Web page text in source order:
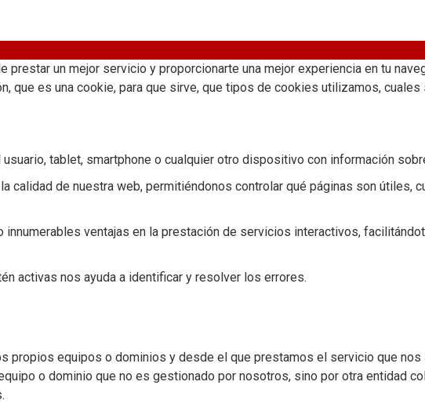
un mejor servicio y proporcionarte una mejor experiencia en tu
que es una cookie, para que sirve, que tipos de cookies utilizamos,
tablet, smartphone o cualquier otro dispositivo con información
calidad de nuestra web, permitiéndonos controlar qué páginas son útiles,
ventajas en la prestación de servicios interactivos,
activas nos ayuda a identificar y resolver los errores.
propios equipos o dominios y desde el que prestamos el servicio que
o dominio que no es gestionado por nosotros, sino por otra entidad